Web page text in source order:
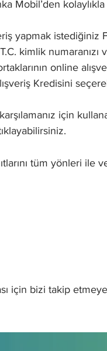
Mobil’den
yapmak istediğiniz
kimlik
online
Kredisini
için
tüm yönleri
için bizi takip